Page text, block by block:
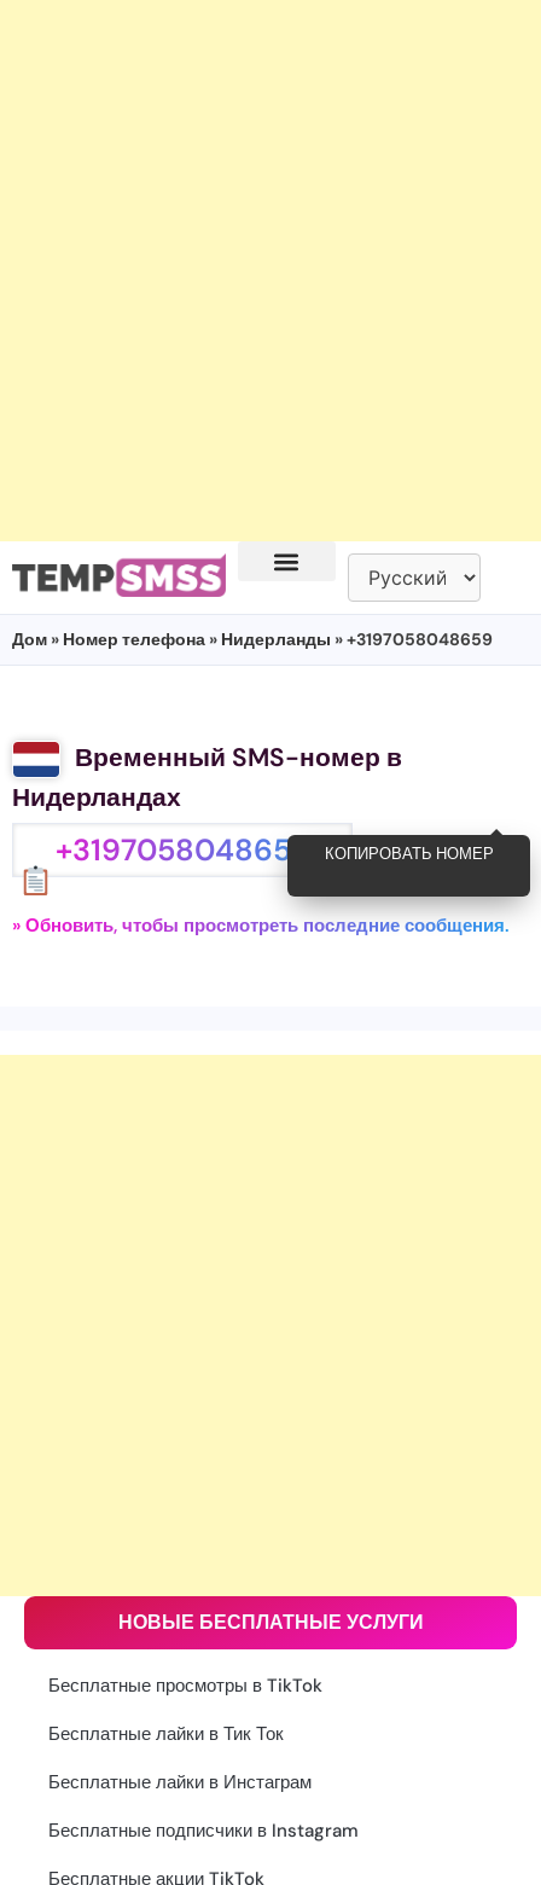
Дом » Номер телефона » Нидерланды » +3197058048659
Временный SMS-номер в
Нидерландах
+3197058048659 КОПИРОВАТЬ НОМЕР
» Обновить, чтобы просмотреть последние сообщения.
НОВЫЕ БЕСПЛАТНЫЕ УСЛУГИ
Бесплатные просмотры в TikTok
Бесплатные лайки в Тик Ток
Бесплатные лайки в Инстаграм
Бесплатные подписчики в Instagram
Бесплатные акции TikTok